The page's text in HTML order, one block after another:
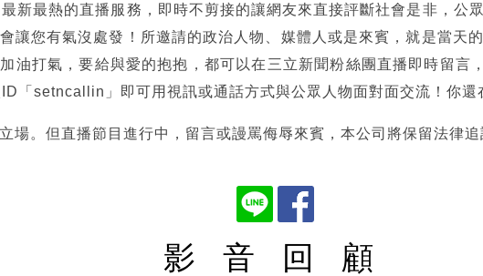
最新最熱的直播服務，即時不剪接的讓網友來直接評斷社會是非，公
讓您有氣沒處發！所邀請的政治人物、媒體人或是來賓，就是當天
油打氣，要給與愛的抱抱，都可以在三立新聞粉絲團直播即時留言
「setncallin」即可用視訊或通話方式與公眾人物面對面交流！你還
場。但直播節目進行中，留言或謾罵侮辱來賓，本公司將保留法律追
影 音 回 顧